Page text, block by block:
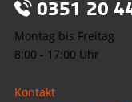
0351 20
Montag bis Freitag
8:00 - 17:00 Uhr
Kontakt